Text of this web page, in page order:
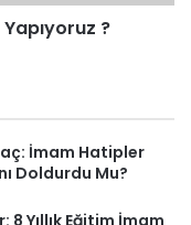
?
İmam Hatipler
Doldurdu Mu?
8 Yıllık Eğitim İmam